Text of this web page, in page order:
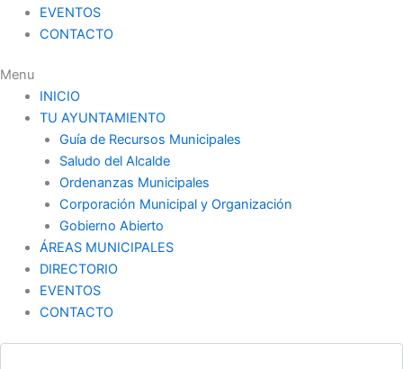
EVENTOS
CONTACTO
Menu
INICIO
TU AYUNTAMIENTO
Guía de Recursos Municipales
Saludo del Alcalde
Ordenanzas Municipales
Corporación Municipal y Organización
Gobierno Abierto
ÁREAS MUNICIPALES
DIRECTORIO
EVENTOS
CONTACTO